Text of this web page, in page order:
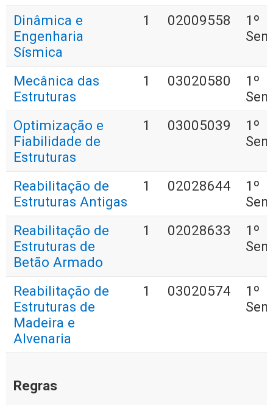
Dinâmica e
Engenharia
Sísmica
1 02009558
1º
Mecânica das
Estruturas
1 03020580
1º
Optimização e
Fiabilidade de
Estruturas
1 03005039
1º
Reabilitação de
Estruturas Antigas
1 02028644
1º
Reabilitação de
Estruturas de
Betão Armado
1 02028633
1º
Reabilitação de
Estruturas de
Madeira e
Alvenaria
1 03020574
1º
Regras